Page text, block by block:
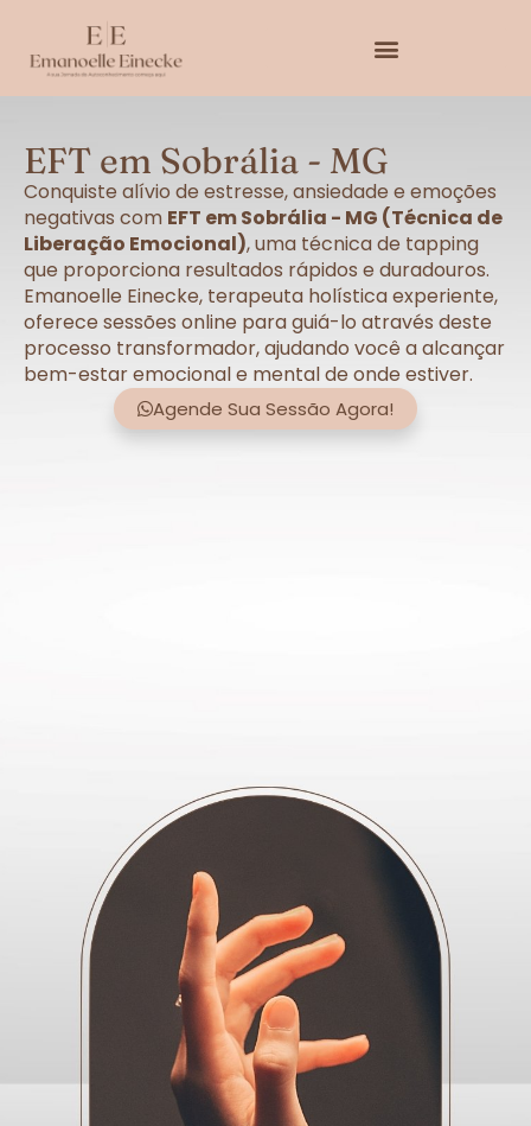
EFT em Sobrália - MG
Conquiste alívio de estresse, ansiedade e emoções
negativas com EFT em Sobrália - MG (Técnica de
Liberação Emocional), uma técnica de tapping
que proporciona resultados rápidos e duradouros.
Emanoelle Einecke, terapeuta holística experiente,
oferece sessões online para guiá-lo através deste
processo transformador, ajudando você a alcançar
bem-estar emocional e mental de onde estiver.
Agende Sua Sessão Agora!